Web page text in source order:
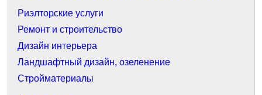
Риэлторские услуги
Ремонт и строительство
Дизайн интерьера
Ландшафтный дизайн, озеленение
Стройматериалы